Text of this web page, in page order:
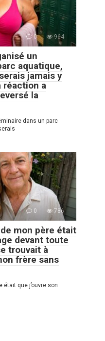
0 964
un
aquatique,
jamais y
réaction a
la
dans un parc
0 786
mon père était
devant toute
trouvait à
frère sans
était que j’ouvre son